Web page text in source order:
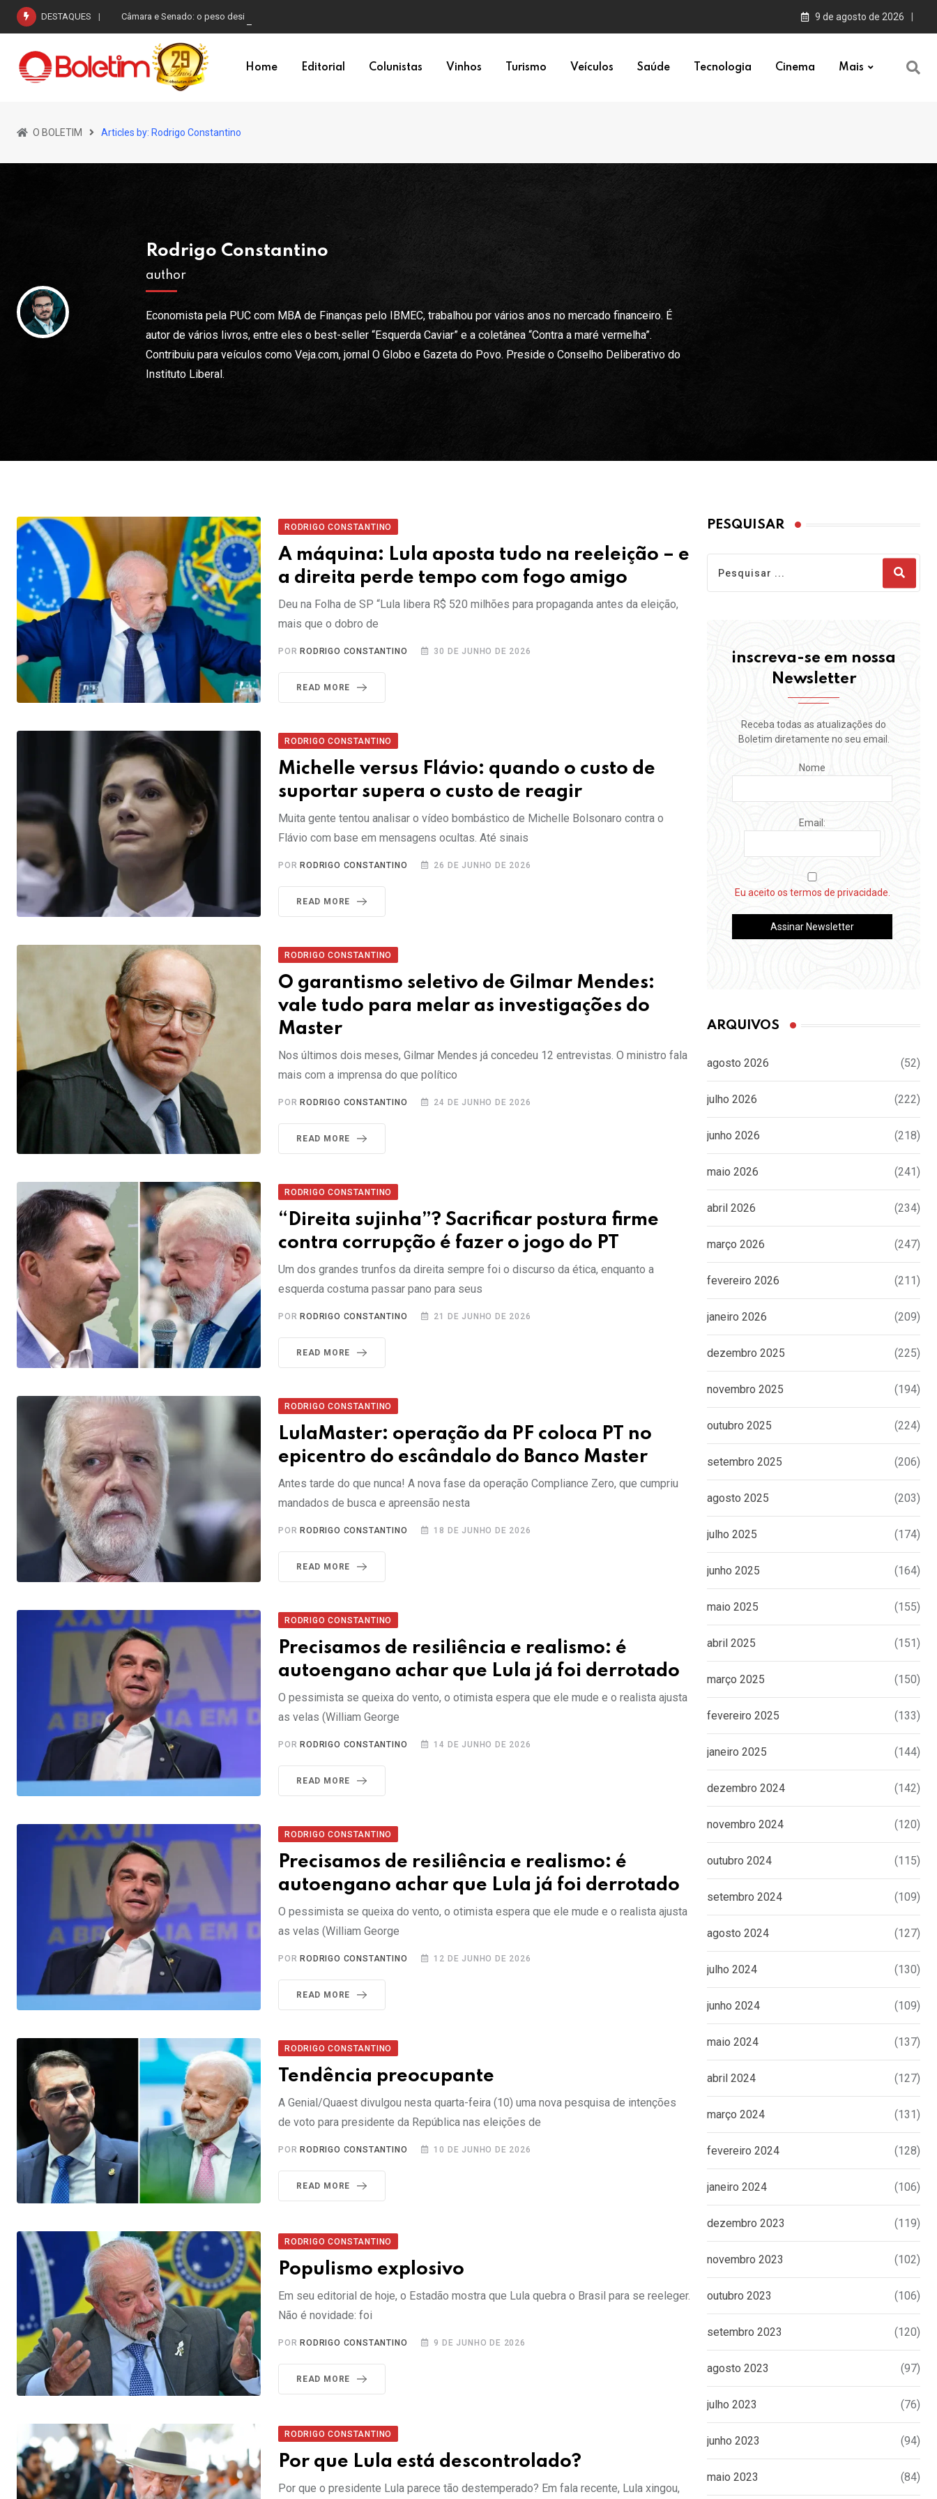
Skip
content
DESTAQUES Câmara e Senado: o peso desigual do voto na representação política 9 de agosto de 2026
Home Editorial Colunistas Vinhos Turismo Veículos Saúde Tecnologia Cinema Mais
O BOLETIM Articles by: Rodrigo Constantino
Rodrigo Constantino
author
Economista pela PUC com MBA de Finanças pelo IBMEC, trabalhou por vários anos no mercado financeiro. É
autor de vários livros, entre eles o best-seller “Esquerda Caviar” e a coletânea “Contra a maré vermelha”.
Contribuiu para veículos como Veja.com, jornal O Globo e Gazeta do Povo. Preside o Conselho Deliberativo do
Instituto Liberal.
RODRIGO CONSTANTINO
A máquina: Lula aposta tudo na reeleição – e
a direita perde tempo com fogo amigo
Deu na Folha de SP “Lula libera R$ 520 milhões para propaganda antes da eleição,
mais que o dobro de
POR RODRIGO CONSTANTINO 30 DE JUNHO DE 2026
READ MORE
RODRIGO CONSTANTINO
Michelle versus Flávio: quando o custo de
suportar supera o custo de reagir
Muita gente tentou analisar o vídeo bombástico de Michelle Bolsonaro contra o
Flávio com base em mensagens ocultas. Até sinais
POR RODRIGO CONSTANTINO 26 DE JUNHO DE 2026
READ MORE
RODRIGO CONSTANTINO
O garantismo seletivo de Gilmar Mendes:
vale tudo para melar as investigações do
Master
Nos últimos dois meses, Gilmar Mendes já concedeu 12 entrevistas. O ministro fala
mais com a imprensa do que político
POR RODRIGO CONSTANTINO 24 DE JUNHO DE 2026
READ MORE
RODRIGO CONSTANTINO
“Direita sujinha”? Sacrificar postura firme
contra corrupção é fazer o jogo do PT
Um dos grandes trunfos da direita sempre foi o discurso da ética, enquanto a
esquerda costuma passar pano para seus
POR RODRIGO CONSTANTINO 21 DE JUNHO DE 2026
READ MORE
RODRIGO CONSTANTINO
LulaMaster: operação da PF coloca PT no
epicentro do escândalo do Banco Master
Antes tarde do que nunca! A nova fase da operação Compliance Zero, que cumpriu
mandados de busca e apreensão nesta
POR RODRIGO CONSTANTINO 18 DE JUNHO DE 2026
READ MORE
RODRIGO CONSTANTINO
Precisamos de resiliência e realismo: é
autoengano achar que Lula já foi derrotado
O pessimista se queixa do vento, o otimista espera que ele mude e o realista ajusta
as velas (William George
POR RODRIGO CONSTANTINO 14 DE JUNHO DE 2026
READ MORE
RODRIGO CONSTANTINO
Precisamos de resiliência e realismo: é
autoengano achar que Lula já foi derrotado
O pessimista se queixa do vento, o otimista espera que ele mude e o realista ajusta
as velas (William George
POR RODRIGO CONSTANTINO 12 DE JUNHO DE 2026
READ MORE
RODRIGO CONSTANTINO
Tendência preocupante
A Genial/Quaest divulgou nesta quarta-feira (10) uma nova pesquisa de intenções
de voto para presidente da República nas eleições de
POR RODRIGO CONSTANTINO 10 DE JUNHO DE 2026
READ MORE
RODRIGO CONSTANTINO
Populismo explosivo
Em seu editorial de hoje, o Estadão mostra que Lula quebra o Brasil para se reeleger.
Não é novidade: foi
PORRODRIGO CONSTANTINO 9 DE JUNHO DE 2026
READ MORE
RODRIGO CONSTANTINO
Por que Lula está descontrolado?
Por que o presidente Lula parece tão destemperado? Em fala recente, Lula xingou,
PESQUISAR
inscreva-se em nossa
Newsletter
Receba todas as atualizações do
Boletim diretamente no seu email.
Nome
Email:
Eu aceito os termos de privacidade.
ARQUIVOS
agosto 2026 (52)
julho 2026 (222)
junho 2026 (218)
maio 2026 (241)
abril 2026 (234)
março 2026 (247)
fevereiro 2026 (211)
janeiro 2026 (209)
dezembro 2025 (225)
novembro 2025 (194)
outubro 2025 (224)
setembro 2025 (206)
agosto 2025 (203)
julho 2025 (174)
junho 2025 (164)
maio 2025 (155)
abril 2025 (151)
março 2025 (150)
fevereiro 2025 (133)
janeiro 2025 (144)
dezembro 2024 (142)
novembro 2024 (120)
outubro 2024 (115)
setembro 2024 (109)
agosto 2024 (127)
julho 2024 (130)
junho 2024 (109)
maio 2024 (137)
abril 2024 (127)
março 2024 (131)
fevereiro 2024 (128)
janeiro 2024 (106)
dezembro 2023 (119)
novembro 2023 (102)
outubro 2023 (106)
setembro 2023 (120)
agosto 2023 (97)
julho 2023 (76)
junho 2023 (94)
maio 2023 (84)